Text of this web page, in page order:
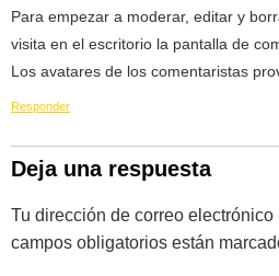
Para empezar a moderar, editar y
visita en el escritorio la pantalla de
Los avatares de los comentaristas
Responder
Deja una respuesta
Tu dirección de correo
campos obligatorios están